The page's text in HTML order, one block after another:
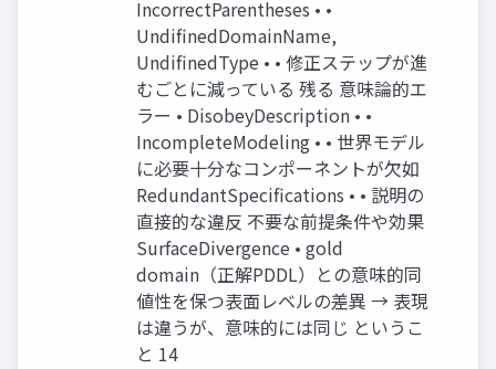
IncorrectParentheses • •
UndifinedDomainName,
UndifinedType • • 修正ステップが進
むごとに減っている 残る 意味論的エ
ラー • DisobeyDescription • •
IncompleteModeling • • 世界モデル
に必要十分なコンポーネントが欠如
RedundantSpecifications • • 説明の
直接的な違反 不要な前提条件や効果
SurfaceDivergence • gold
domain（正解PDDL）との意味的同
値性を保つ表面レベルの差異 → 表現
は違うが、意味的には同じ というこ
と 14